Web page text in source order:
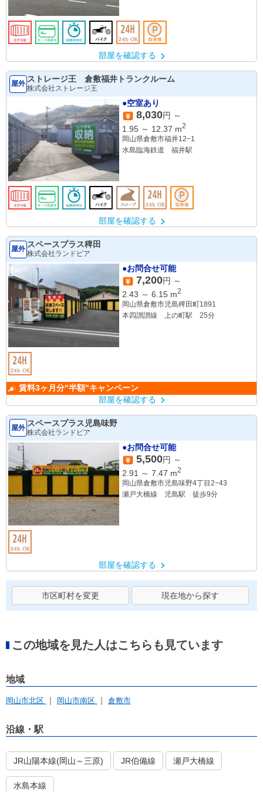
部屋を確認する
屋外 ストレージ王 倉敷福井トランクルーム
株式会社ストレージ王
●空室あり
8,030円 ～
1.95 ～ 12.37 m2
岡山県倉敷市福井12−1
水島臨海鉄道 福井駅
部屋を確認する
屋外 スペースプラス稗田
株式会社ランドピア
●お問合せ可能
7,200円 ～
2.43 ～ 6.15 m2
岡山県倉敷市児島稗田町1891
本四讃讃線 上の町駅 25分
賃料3ヶ月分"半額"キャンペーン
部屋を確認する
屋外 スペースプラス児島味野
株式会社ランドピア
●お問合せ可能
5,500円 ～
2.91
～ 7.47 m2
岡山県倉敷市児島味野4丁目2−43
瀬戸大橋線 児島駅 徒歩9分
部屋を確認する
市区町村を変更 現在地から探す
この地域を見た人はこちらも見ています
地域
岡山市北区 岡山市南区 倉敷市
沿線・駅
JR山陽本線(岡山～三原) JR伯備線 瀬戸大橋線
水島本線